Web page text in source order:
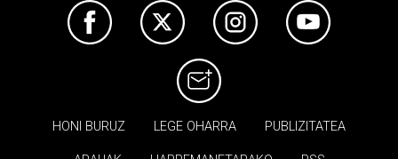
HONI BURUZ LEGE OHARRA PUBLIZITATEA